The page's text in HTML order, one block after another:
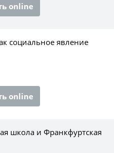
online
социальное явление
online
школа и Франкфуртская